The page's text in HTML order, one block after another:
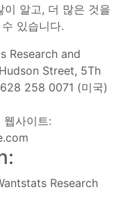
알고, 더 많은 것을
있습니다.
Research and
Street, 5Th
258 0071 (미국)
사이트:
Research